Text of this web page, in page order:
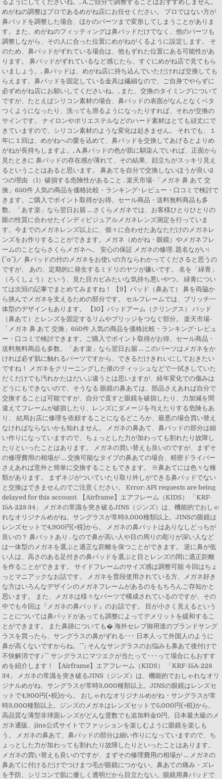
るようにしてくださいね。, A.ご自分で調整することはおすすめしません。
めがねの調整はプロであるめがね店にお任せください。 プロではない方が
鼻パッドを調整した場合、ほかのパーツまで変形してしまうことがありま
す。また、めがねのフィッティングは鼻パッドだけでなく、他のパーツも
調整しながら、その人に合った位置にめがねがくるように設定します。 そ
のため、鼻パッドがずれている場合は、他もずれた位置にある可能性があ
ります。 鼻パッドがずれているなど感じたら、すぐにめがね店で見てもら
いましょう。, 鼻パッドは、めがね店に持ち込んでいただければ交換しても
らえます。鼻パッドを固定している金具は繊細なので、ご自身でやらずに
必ずめがね店にお願いしてくださいね。, また、交換のタイミングについて
ですが、たとえばシリコン素材の場合、鼻パッドの表面がなんとなくベタ
つくようになったり、洗っても滑るようになったりすれば、それが交換の
サインです。 ナイロンやポリエステルなどのハード素材はとても頑丈にで
きていますので、シリコン素材のような変化は起きません。 それでも、１
年に１回は、めがねへの愛を込めて、鼻パッドを交換してあげるとよりめ
がねが長持ちしますよ。, A.鼻パッドの色が肌に馴染んでいれば、正面から
見たときに 鼻パッドの存在感が薄れて、その結果、顔立ちがスッキリ見え
るということはあると思います。 鼻あてを自分で交換しないほうが良い2
つの理由 （1）破損する危険性があること . 楽天市場-「メガネ 鼻 あて 交
換」650件 人気の商品を価格比較・ランキング･レビュー・口コミで検討で
きます。ご購入でポイント取得がお得。セール商品・送料無料商品も多
数。「あす楽」なら翌日お届 … さくらメガネでは、お客様ひとりひとりの
眼の性質に合わせたインディビジュアルメガネレンズ測定を行っていま
す。今までのメガネレンズ以上に、個々に合わせたあなただけのメガネレ
ンズをお作りすることができます。メガネ（めがね・眼鏡）やメガネフレ
ームのことならさくらメガネへ。 安心の保証 メガネの修理. 題名ながい\
(^o^)／ 鼻パッドの付のメガネをお使いの方ならわかってくださると思うの
ですが、 あの、定期的に発生するミドリのヤツが嫌いです。 名を「緑青」
（ろくしょう）という、見た目カビみたいな気持ち悪いやつ。 緑青につい
ては次回の記事でまとめてみますね！ 【9】パッド（鼻あて） 鼻を両脇か
ら挟んでメガネを支えるための部分です。 セルフレームでは、ブリッチ一
体型のデザインもあります。 【10】パッドアーム（クリングス） パッド
（鼻あて）とレンズを固定するリムやブリッジをつなぐ部分。 楽天市場-
「メガネ 鼻 あて 交換」650件 人気の商品を価格比較・ランキング･レビュ
ー・口コミで検討できます。ご購入でポイント取得がお得。セール商品・
送料無料商品も多数。「あす楽」なら翌日お届 … このパーツはメガネをか
ければ必ず肌に触れるパーツですから、できるだけきれいにしておきたい
ですね！ メガネをクリーニングした後のティッシュなどで一拭きしていた
だくだけでも汚れかたはだいぶ違うとは思いますが、経年変化での傷みは
どうにもできないので、そうなる 眼鏡の鼻あては、部品さえあれば自分で
交換することは可能ですが、自分で直すと眼鏡を破損したり、力加減を間
違えてフレームが破損したり、レンズにダメージを与えたりする危険もあ
り、 結局お店に修理を依頼することになるどころか、最悪の場合買い替え
なければならないかも知れません。 メガネの鼻あて、鼻パッドの部分は細
い作りになっていますので、ちょっとした力が加わっても割れたり故障し
たりといったことはあります。 メガネの買い替えも良いのですが、まずそ
の修理費用の相場が … 交換可能なタイプの鼻あての場合、精密ドライバー
さえあれば意外と簡単に交換することもできます。 ※鼻あてには色々な種
類があります。 まずネジがついていたり取り外しができる鼻パッドでない
と交換はできませんのでご注意ください。 Error: API requests are being
delayed for this account. 【Airframe】エアフレーム（KIDS） 「KRF-
15A-228 34」 メガネの常識を突き破るJINS（ジンズ）は、機能的でおしゃ
れなオリジナルめがね、サングラスが常時3,000種類以上。JINSの眼鏡は
レンズセットで4,900円(+税)から。 メガネの鼻パットはありなしどっちが
良いの？ 鼻パットあり . なので鼻が高い人や目の周りの彫りが深い人など
は一体型のメガネを選ぶと適正な距離を保つことができます。 逆に鼻が低
い人は、高さのある足付きの鼻パッドを選ぶと目とレンズの間に適正距離
を作ることができます。 サイドフレームのサイズ感は調整可能 今回はちょ
っとマニアックなお話です。 メガネを普段使用されている方、メガネ好き
な方はいろんなデザインのメガネフレームがあるのをもちろんご存知かと
思います。 また、メガネは様々なパーツで構成されているのですが、その
中でも今回は『メガネの鼻パッド』のお話です。 目が小さく見えるという
ことについては鼻パッドがあっても調整によってデメリットを緩和するこ
とができます。 また鼻跡についても� 海外セレブ御用達のブランドサング
ラスを買ったら、サングラスの鼻がずれる･･･ 日本人って外国人のように
鼻が高くないですからね。^^; そんなサングラスのお悩みも鼻あて後付けで
不快解消です♪^^ サングラスにマツエクが当たって･･･って場合にもおすす
めを紹介します！ 【Airframe】エアフレーム（KIDS） 「KRF-15A-228
34」 メガネの常識を突き破るJINS（ジンズ）は、機能的でおしゃれなオリ
ジナルめがね、サングラスが常時3,000種類以上。JINSの眼鏡はレンズセ
ットで4,900円(+税)から。 おしゃれなオリジナルめがね・サングラスが常
時3,000種類以上。ジンズのメガネはレンズセットで5,000円(+税)から。
高品質な薄型非球面レンズがどんな度数でも追加料金0円。日本最大級のメ
ガネ通販、jins公式サイトでファッションを楽しむように眼鏡を楽しも
う。 メガネの鼻あて、鼻パッドの部分は細い作りになっていますので、ち
ょっとした力が加わっても割れたり故障したりといったことはあります。
メガネの買い替えも良いのですが、まずその修理費用の相場が … メガネの
鼻あてに付けるだけでつけまつ毛が眼鏡につかない。鼻あての痛み・ズレ
を予防、シリコンで肌に優しく透明だから目立たない。眼鏡用鼻パッドで